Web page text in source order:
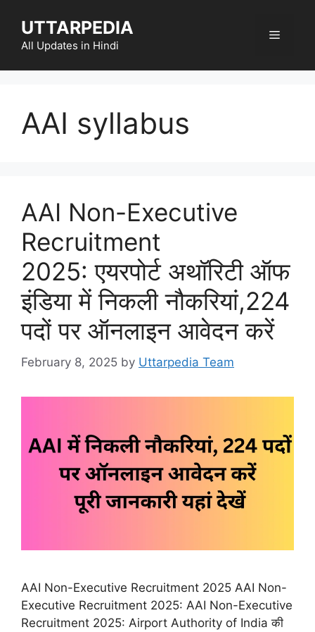
content
UTTARPEDIA
All Updates in Hindi
Menu
AAI syllabus
AAI Non-Executive
Recruitment
2025: एयरपोर्ट अथॉरिटी ऑफ
इंडिया में निकली नौकरियां,224
पदों पर ऑनलाइन आवेदन करें
February 8, 2025 by Uttarpedia Team
AAI Non-Executive Recruitment 2025 AAI Non-
Executive Recruitment 2025: AAI Non-Executive
Recruitment 2025: Airport Authority of India की